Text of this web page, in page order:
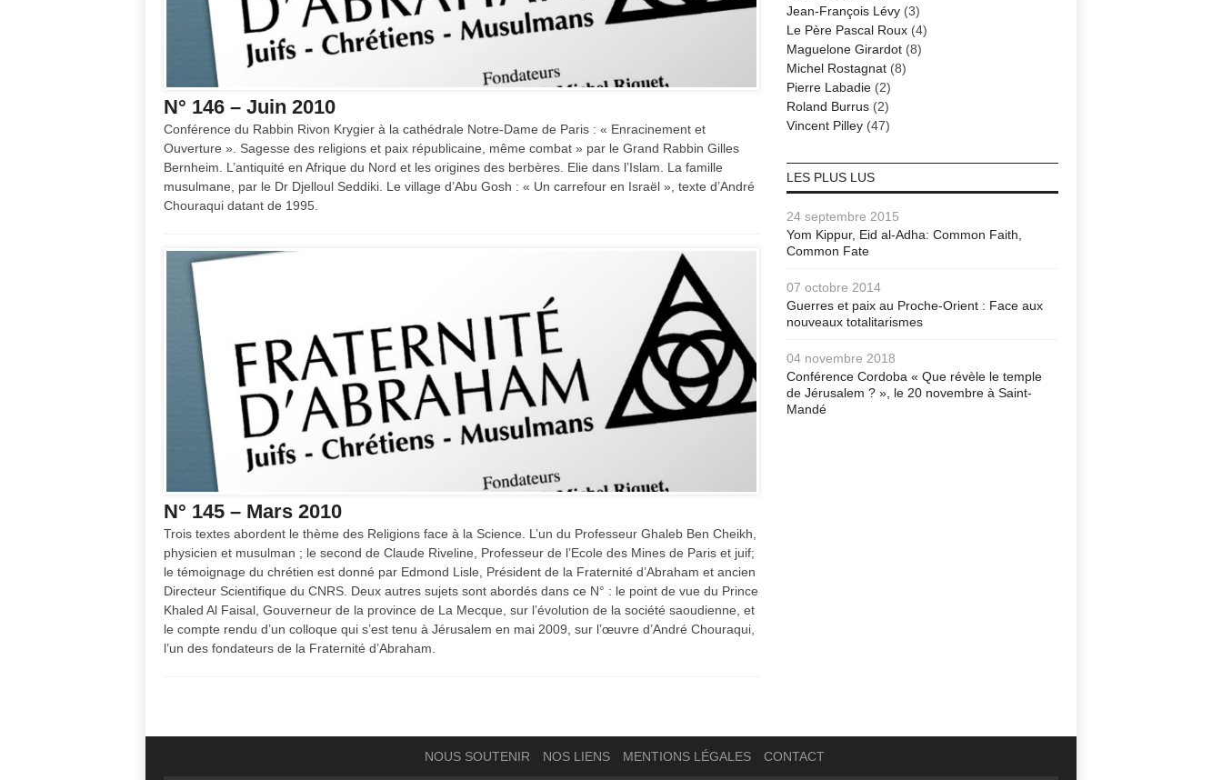
N° 146 – Juin 2010
Conférence du Rabbin Rivon Krygier à la cathédrale Notre-Dame de Paris : « Enracinement et
Ouverture ». Sagesse des religions et paix républicaine, même combat » par le Grand Rabbin Gilles
Bernheim. L’antiquité en Afrique du Nord et les origines des berbères. Elie dans l’Islam. La famille
musulmane, par le Dr Djelloul Seddiki. Le village d’Abu Gosh : « Un carrefour en Israël », texte d’André
Chouraqui datant de 1995.
N° 145 – Mars 2010
Trois textes abordent le thème des Religions face à la Science. L’un du Professeur Ghaleb Ben Cheikh,
physicien et musulman ; le second de Claude Riveline, Professeur de l’Ecole des Mines de Paris et juif;
le témoignage du chrétien est donné par Edmond Lisle, Président de la Fraternité d’Abraham et ancien
Directeur Scientifique du CNRS. Deux autres sujets sont abordés dans ce N° : le point de vue du Prince
Khaled Al Faisal, Gouverneur de la province de La Mecque, sur l’évolution de la société saoudienne, et
le compte rendu d’un colloque qui s’est tenu à Jérusalem en mai 2009, sur l’œuvre d’André Chouraqui,
l’un des fondateurs de la Fraternité d’Abraham.
Jean-François Lévy(3)
Le Père Pascal Roux(4)
Maguelone Girardot(8)
Michel Rostagnat(8)
Pierre Labadie(2)
Roland Burrus(2)
Vincent Pilley(47)
LES PLUS LUS
24 septembre 2015
Yom Kippur, Eid al-Adha: Common Faith,
Common Fate
07 octobre 2014
Guerres et paix au Proche-Orient : Face aux
nouveaux totalitarismes
04 novembre 2018
Conférence Cordoba « Que révèle le temple
de Jérusalem ? », le 20 novembre à Saint-
Mandé
NOUS SOUTENIR NOS LIENS MENTIONS LÉGALES CONTACT